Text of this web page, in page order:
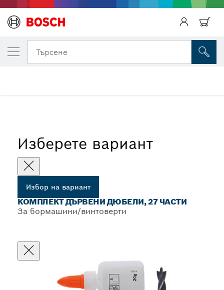
Търсене
Изберете вариант
Избор на вариант
КОМПЛЕКТ ДЪРВЕНИ ДЮБЕЛИ, 27 ЧАСТИ
За бормашини/винтоверти
ВАШИЯТ ИЗБРАН ВАРИАНТ
Комплект дървени дюбели, 27 части